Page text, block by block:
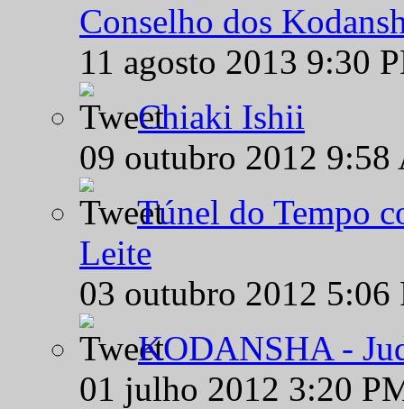
Conselho dos
11 agosto 2013 9:30
Chiaki Ishii
09 outubro 2012
Túnel do Tempo
Leite
03 outubro 2012
KODANSHA -
01 julho 2012 3:20